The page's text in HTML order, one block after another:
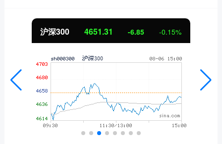
沪深300 4651.31 -6.85 -0.15%